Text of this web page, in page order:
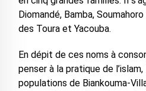
Diomandé, Bamba,
des Toura et Yacouba.
En dépit de ces noms à
penser à la pratique de
populations de Biankouma-